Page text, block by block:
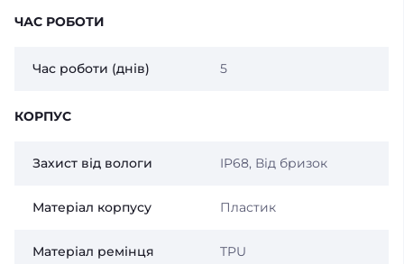
ЧАС РОБОТИ
Час роботи (днів) 5
КОРПУС
Захист від вологи IP68, Від бризок
Матеріал корпусу Пластик
Матеріал ремінця TPU